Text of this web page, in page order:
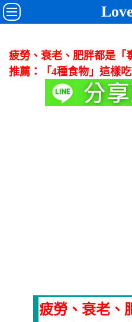
疲勞、衰老、肥胖都是「
推薦：「4種食物」這樣吃
疲勞、衰老、